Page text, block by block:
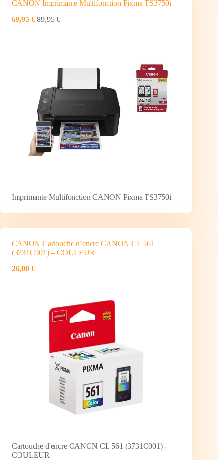
CANON Imprimante Multifonction Pixma TS3750i
69,95 € 89,95 €
Imprimante Multifonction CANON Pixma TS3750i
CANON Cartouche d’encre CANON CL 561
(3731C001) – COULEUR
26,00 €
Cartouche d'encre CANON CL 561 (3731C001) -
COULEUR